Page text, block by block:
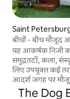
Saint
बीचों - बीच मौजूद
कॉटेज!
यह आकर्षक निजी
समुद्रतटों, कला,
लिए उपयुक्त कई
आदर्श जगह पर मौजूद है। मेहमानों
अपने शांत
The Dog